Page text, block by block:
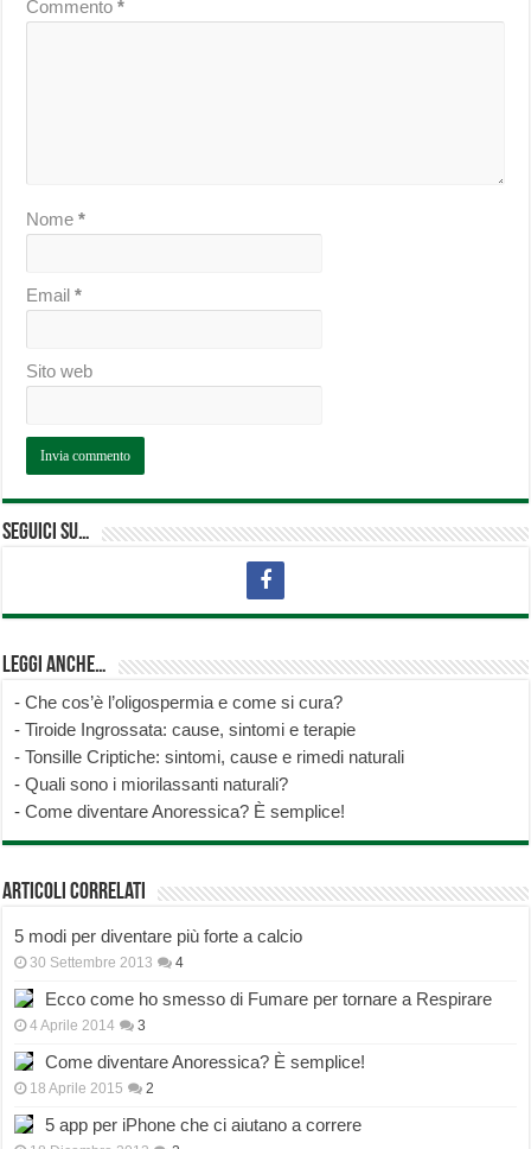
Commento*
Nome*
Email*
Sito web
Seguici su…
Leggi anche…
-Che cos’è l’oligospermia e come si cura?
-Tiroide Ingrossata: cause, sintomi e terapie
-Tonsille Criptiche: sintomi, cause e rimedi naturali
-Quali sono i miorilassanti naturali?
-Come diventare Anoressica? È semplice!
Articoli correlati
5 modi per diventare più forte a calcio
30 Settembre 2013 4
Ecco come ho smesso di Fumare per tornare a Respirare
4 Aprile 2014 3
Come diventare Anoressica? È semplice!
18 Aprile 2015 2
5 app per iPhone che ci aiutano a correre